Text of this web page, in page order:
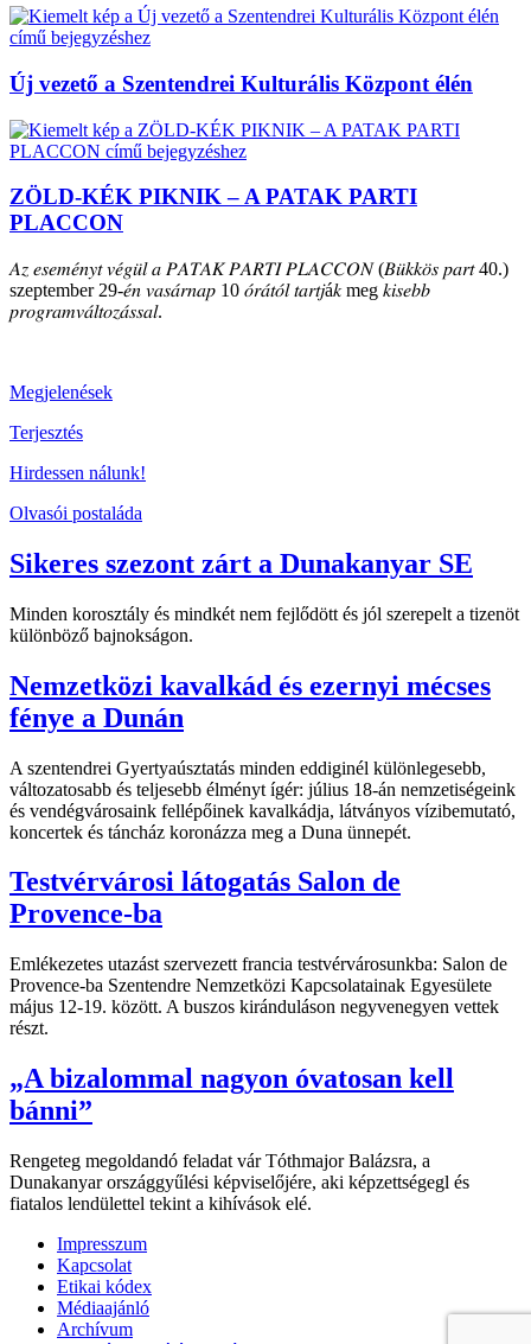
Új vezető a Szentendrei Kulturális Központ élén
ZÖLD-KÉK PIKNIK – A PATAK PARTI
PLACCON
𝐴𝑧 𝑒𝑠𝑒𝑚𝑒́𝑛𝑦𝑡 𝑣𝑒́𝑔𝑢̈𝑙 𝑎 𝑃𝐴𝑇𝐴𝐾 𝑃𝐴𝑅𝑇𝐼 𝑃𝐿𝐴𝐶𝐶𝑂𝑁 (𝐵𝑢̈𝑘𝑘𝑜̈𝑠 𝑝𝑎𝑟𝑡 40.)
szeptember 29-𝑒́𝑛 𝑣𝑎𝑠𝑎́𝑟𝑛𝑎𝑝 10 𝑜́𝑟𝑎́𝑡𝑜́𝑙 𝑡𝑎𝑟𝑡𝑗á𝑘 meg 𝑘𝑖𝑠𝑒𝑏𝑏
𝑝𝑟𝑜𝑔𝑟𝑎𝑚𝑣𝑎́𝑙𝑡𝑜𝑧𝑎́𝑠𝑠𝑎𝑙.
Megjelenések
Terjesztés
Hirdessen nálunk!
Olvasói postaláda
Sikeres szezont zárt a Dunakanyar SE
Minden korosztály és mindkét nem fejlődött és jól szerepelt a tizenöt
különböző bajnokságon.
Nemzetközi kavalkád és ezernyi mécses
fénye a Dunán
A szentendrei Gyertyaúsztatás minden eddiginél különlegesebb,
változatosabb és teljesebb élményt ígér: július 18-án nemzetiségeink
és vendégvárosaink fellépőinek kavalkádja, látványos vízibemutató,
koncertek és táncház koronázza meg a Duna ünnepét.
Testvérvárosi látogatás Salon de
Provence-ba
Emlékezetes utazást szervezett francia testvérvárosunkba: Salon de
Provence-ba Szentendre Nemzetközi Kapcsolatainak Egyesülete
május 12-19. között. A buszos kiránduláson negyvenegyen vettek
részt.
„A bizalommal nagyon óvatosan kell
bánni”
Rengeteg megoldandó feladat vár Tóthmajor Balázsra, a
Dunakanyar országgyűlési képviselőjére, aki képzettségegl és
fiatalos lendülettel tekint a kihívások elé.
Impresszum
Kapcsolat
Etikai kódex
Médiaajánló
Archívum